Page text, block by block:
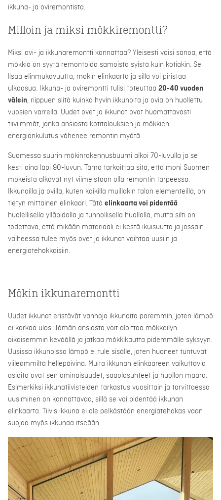
ikkuna- ja oviremontista.
Milloin ja miksi mökkiremontti?
Miksi ovi- ja ikkunaremontti kannattaa? Yleisesti voisi sanoa, että
mökkiä on syytä remontoida samoista syistä kuin kotiakin. Se
lisää elinmukavuutta, mökin elinkaarta ja sillä voi piristää
ulkoasua. Ikkuna- ja oviremontti tulisi toteuttaa 20-40 vuoden
välein, riippuen siitä kuinka hyvin ikkunoita ja ovia on huollettu
vuosien varrella. Uudet ovet ja ikkunat ovat huomattavasti
tiiviimmät, jonka ansiosta kotitalouksien ja mökkien
energiankulutus vähenee remontin myötä.
Suomessa suurin mökinrakennusbuumi alkoi 70-luvulla ja se
kesti aina läpi 90-luvun. Tämä tarkoittaa sitä, että moni Suomen
mökeistä alkavat nyt viimeistään olla remontin tarpeessa.
Ikkunoilla ja ovilla, kuten kaikilla muillakin talon elementeillä, on
tietyn mittainen elinkaari. Tätä elinkaarta voi pidentää
huolellisella ylläpidolla ja tunnollisella huollolla, mutta silti on
todettava, että mikään materiaali ei kestä ikuisuutta ja jossain
vaiheessa tulee myös ovet ja ikkunat vaihtaa uusiin ja
energiatehokkaisiin.
Mökin ikkunaremontti
Uudet ikkunat eristävät vanhoja ikkunoita paremmin, joten lämpö
ei karkaa ulos. Tämän ansiosta voit aloittaa mökkeilyn
aikaisemmin keväällä ja jatkaa mökkikautta pidemmälle syksyyn.
Uusissa ikkunoissa lämpö ei tule sisälle, joten huoneet tuntuvat
viileämmiltä hellepäivinä. Muita ikkunan elinkaareen vaikuttavia
asioita ovat sen ominaisuudet, sääolosuhteet ja huollon määrä.
Esimerkiksi ikkunatiivisteiden tarkastus vuosittain ja tarvittaessa
uusiminen on kannattavaa, sillä se voi pidentää ikkunan
elinkaarta. Tiivis ikkuna ei ole pelkästään energiatehokas vaan
suojaa myös ikkunaa itseään.